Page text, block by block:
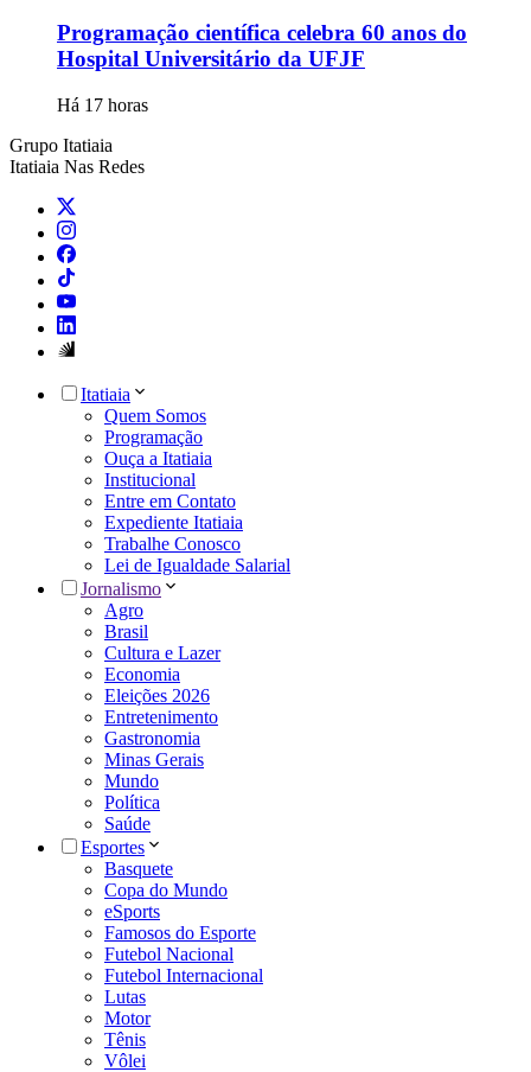
Programação científica celebra 60 anos do
Hospital Universitário da UFJF
Há 17 horas
Grupo Itatiaia
Itatiaia Nas Redes
Itatiaia
Quem Somos
Programação
Ouça a Itatiaia
Institucional
Entre em Contato
Expediente Itatiaia
Trabalhe Conosco
Lei de Igualdade Salarial
Jornalismo
Agro
Brasil
Cultura e Lazer
Economia
Eleições 2026
Entretenimento
Gastronomia
Minas Gerais
Mundo
Política
Saúde
Esportes
Basquete
Copa do Mundo
eSports
Famosos do Esporte
Futebol Nacional
Futebol Internacional
Lutas
Motor
Tênis
Vôlei